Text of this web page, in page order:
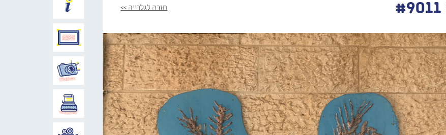
חזרה לגלרייה >>